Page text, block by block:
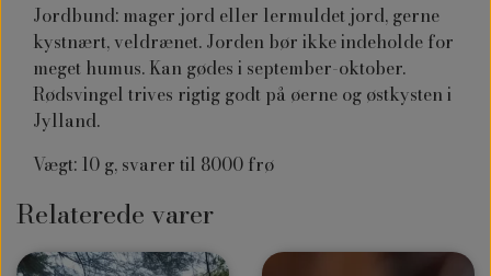
Jordbund: mager jord eller lermuldet jord, gerne
kystnært, veldrænet. Jorden bør ikke indeholde for
meget humus. Kan gødes i september-oktober.
Rødsvingel trives rigtig godt på øerne og østkysten i
Jylland.
Vægt: 10 g, svarer til 8000 frø
Relaterede varer